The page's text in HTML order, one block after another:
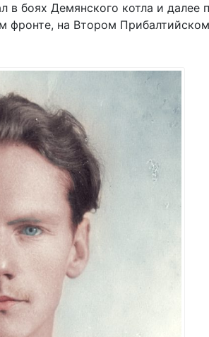
в боях Демянского котла и далее
фронте, на Втором